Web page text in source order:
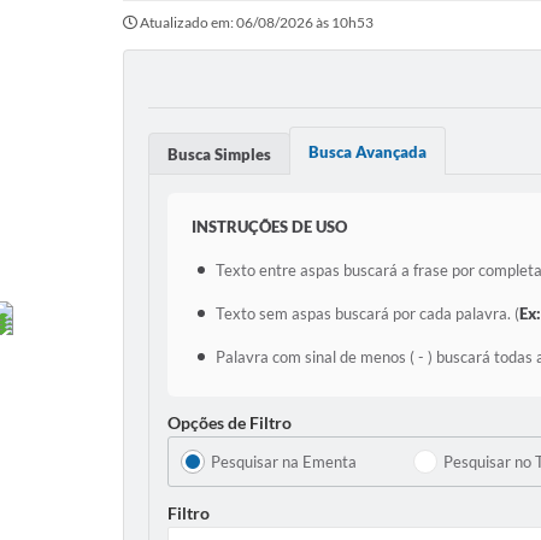
Atualizado em: 06/08/2026 às 10h53
Busca Simples Busca Avançada
INSTRUÇÕES DE USO
Texto entre aspas buscará a frase por
Texto sem aspas buscará por cada palavra. (Ex:
Palavra com sinal de menos ( - ) buscará
Opções de Filtro
Pesquisar na Ementa Pesquisar no
Filtro